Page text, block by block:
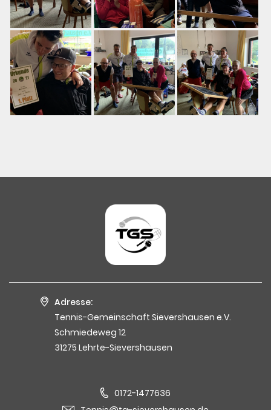
Adresse:
Tennis-Gemeinschaft Sievershausen e.V.
Schmiedeweg 12
31275 Lehrte-Sievershausen
0172-1477636